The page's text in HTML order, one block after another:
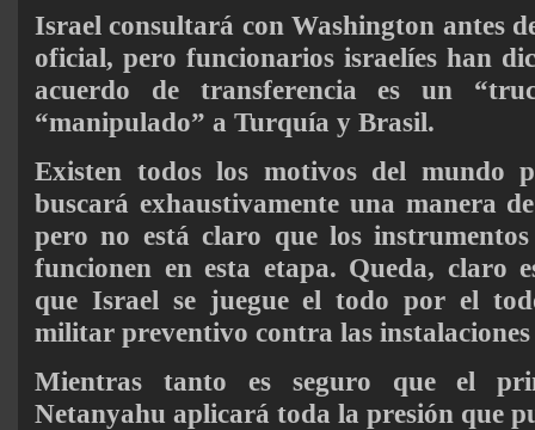
Israel consultará con Washington antes
oficial, pero funcionarios israelíes han
acuerdo de transferencia es un
“manipulado” a Turquía y Brasil.
Existen todos los motivos del mundo
buscará exhaustivamente una manera
pero no está claro que los
funcionen en esta etapa. Queda, claro
que Israel se juegue el todo por el
militar preventivo contra las
Mientras tanto es seguro que el
Netanyahu aplicará toda la presión que